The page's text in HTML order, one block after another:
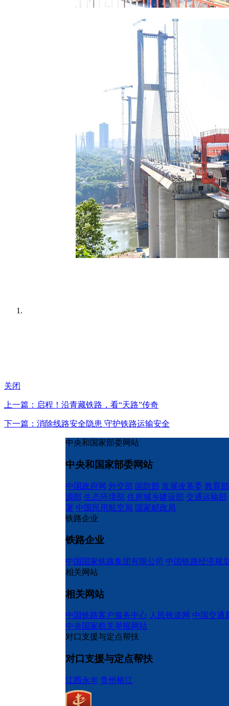
关闭
上一篇：启程！沿青藏铁路，看“天路”传奇
下一篇：消除线路安全隐患 守护铁路运输安全
中央和国家部委网站
中央和国家部委网站
中国政府网 外交部 国防部 发展改革委 教育部
源部 生态环境部 住房城乡建设部 交通运输部
署 中国民用航空局 国家邮政局
铁路企业
铁路企业
中国国家铁路集团有限公司 中国铁路经济规
相关网站
相关网站
中国铁路客户服务中心 人民铁道网 中国交通
中央国家机关举报网站
对口支援与定点帮扶
对口支援与定点帮扶
江西永丰 贵州榕江